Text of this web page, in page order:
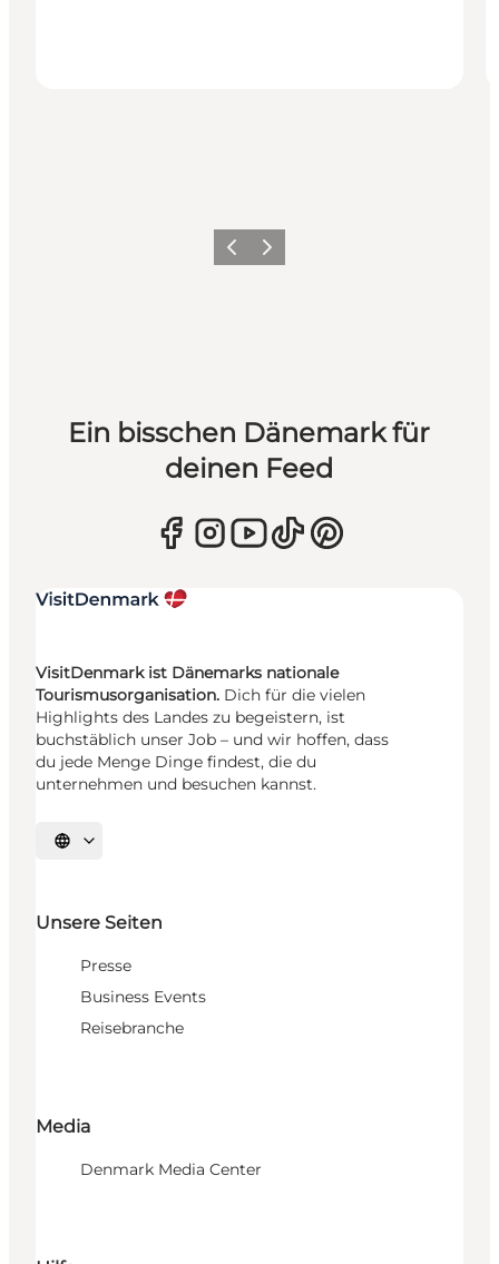
ZurückWeiter
Ein bisschen Dänemark für
deinen Feed
VisitDenmark ist Dänemarks nationale
Tourismusorganisation. Dich für die vielen
Highlights des Landes zu begeistern, ist
buchstäblich unser Job – und wir hoffen, dass
du jede Menge Dinge findest, die du
unternehmen und besuchen kannst.
Sprache auswählen
Unsere Seiten
Presse
Business Events
Reisebranche
Media
Denmark Media Center